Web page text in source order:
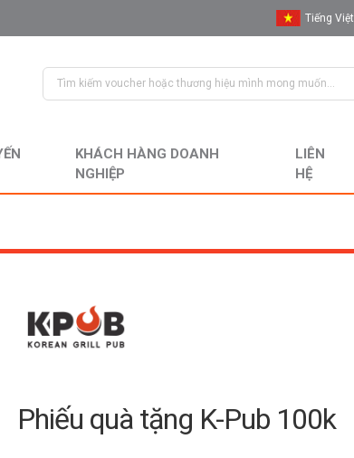
Tiếng Việt
English
KHÁCH HÀNG DOANH
NGHIỆP
LIÊN
HỆ
Phiếu quà tặng K-Pub 100k